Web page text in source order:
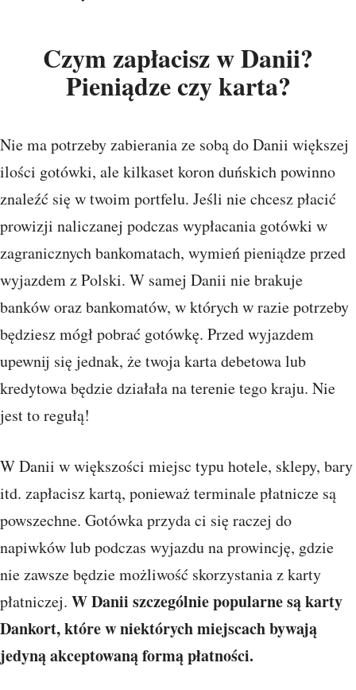
Czym zapłacisz w Danii?
Pieniądze czy karta?
Nie ma potrzeby zabierania ze sobą do Danii większej
ilości gotówki, ale kilkaset koron duńskich powinno
znaleźć się w twoim portfelu. Jeśli nie chcesz płacić
prowizji naliczanej podczas wypłacania gotówki w
zagranicznych bankomatach, wymień pieniądze przed
wyjazdem z Polski. W samej Danii nie brakuje
banków oraz bankomatów, w których w razie potrzeby
będziesz mógł pobrać gotówkę. Przed wyjazdem
upewnij się jednak, że twoja karta debetowa lub
kredytowa będzie działała na terenie tego kraju. Nie
jest to regułą!
W Danii w większości miejsc typu hotele, sklepy, bary
itd. zapłacisz kartą, ponieważ terminale płatnicze są
powszechne. Gotówka przyda ci się raczej do
napiwków lub podczas wyjazdu na prowincję, gdzie
nie zawsze będzie możliwość skorzystania z karty
płatniczej. W Danii szczególnie popularne są karty
Dankort, które w niektórych miejscach bywają
jedyną akceptowaną formą płatności.